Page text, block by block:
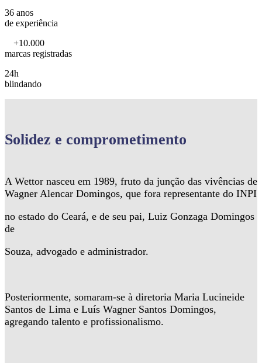
36 anos
de experiência
+10.000
marcas registradas
24h
blindando
Solidez e comprometimento
A Wettor nasceu em 1989, fruto da junção das vivências de
Wagner Alencar Domingos, que fora representante do INPI
no estado do Ceará, e de seu pai, Luiz Gonzaga Domingos
de
Souza, advogado e administrador.
Posteriormente, somaram-se à diretoria Maria Lucineide
Santos de Lima e Luís Wagner Santos Domingos,
agregando talento e profissionalismo.